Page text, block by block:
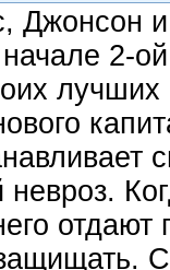
Джонсон
2-
отдают